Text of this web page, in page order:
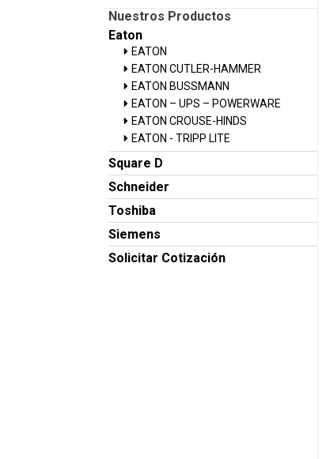
Nuestros Productos
Eaton
EATON
EATON CUTLER-HAMMER
EATON BUSSMANN
EATON – UPS – POWERWARE
EATON CROUSE-HINDS
EATON - TRIPP LITE
Square D
Schneider
Toshiba
Siemens
Solicitar Cotización